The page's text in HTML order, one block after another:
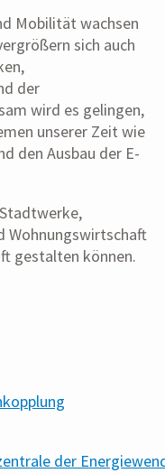
Mobilität wachsen
sich auch
der
wird es gelingen,
unserer Zeit wie
den Ausbau der E-
Wohnungswirtschaft
gestalten können.
der